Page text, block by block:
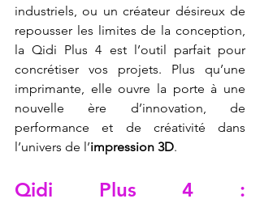
industriels, ou un créateur désireux de
repousser les limites de la conception,
la Qidi Plus 4 est l’outil parfait pour
concrétiser vos projets. Plus qu’une
imprimante, elle ouvre la porte à une
nouvelle ère d’innovation, de
performance et de créativité dans
l’univers de l’impression 3D.
Qidi Plus 4 :